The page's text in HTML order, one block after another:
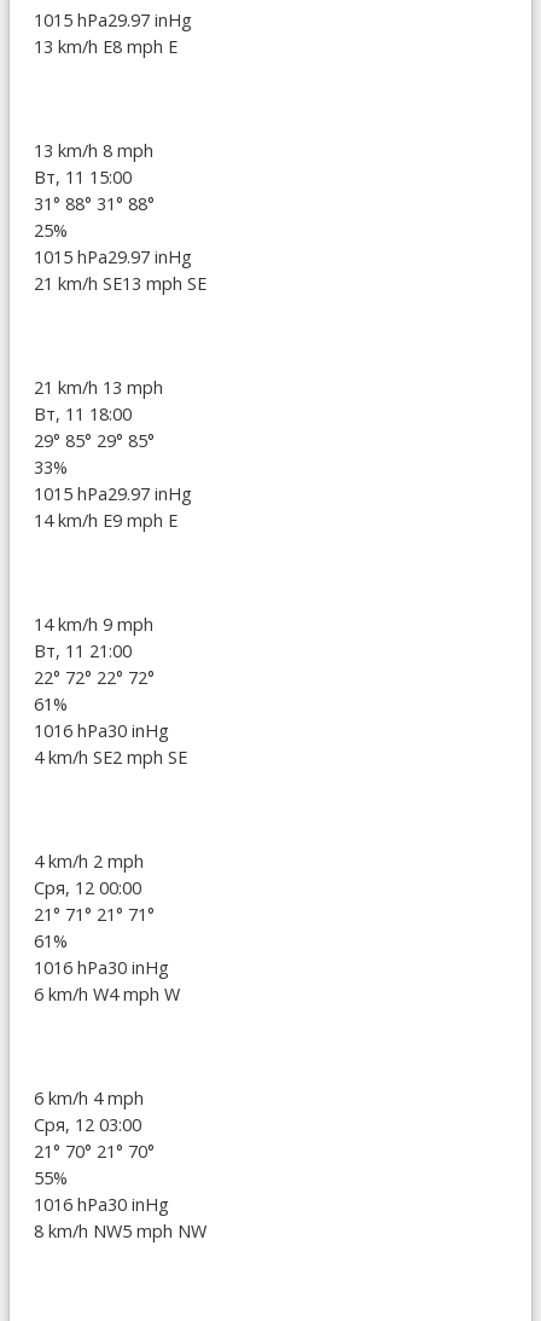
1015 hPa29.97 inHg
13 km/h E8 mph E
13 km/h 8 mph
Вт, 11 15:00
31° 88° 31° 88°
25%
1015 hPa29.97 inHg
21 km/h SE13 mph SE
21 km/h 13 mph
Вт, 11 18:00
29° 85° 29° 85°
33%
1015 hPa29.97 inHg
14 km/h E9 mph E
14 km/h 9 mph
Вт, 11 21:00
22° 72° 22° 72°
61%
1016 hPa30 inHg
4 km/h SE2 mph SE
4 km/h 2 mph
Сря, 12 00:00
21° 71° 21° 71°
61%
1016 hPa30 inHg
6 km/h W4 mph W
6 km/h 4 mph
Сря, 12 03:00
21° 70° 21° 70°
55%
1016 hPa30 inHg
8 km/h NW5 mph NW